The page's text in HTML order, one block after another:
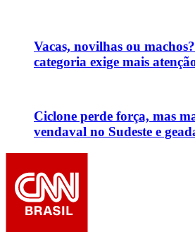
Vacas, novilhas ou
categoria exige mais
Ciclone perde força, mas
vendaval no Sudeste e